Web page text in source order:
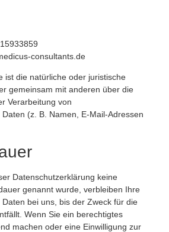
consultants.de
ist die natürliche oder juristische
gemeinsam mit anderen über die
Verarbeitung von
(z. B. Namen, E-Mail-Adressen
Datenschutzerklärung keine
genannt wurde, verbleiben Ihre
bei uns, bis der Zweck für die
Wenn Sie ein berechtigtes
machen oder eine Einwilligung zur